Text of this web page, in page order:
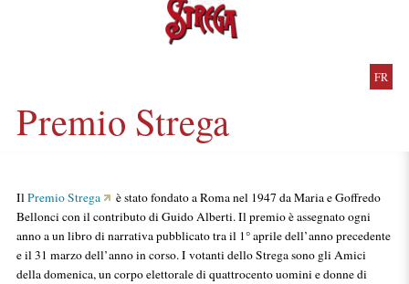
FR
Premio Strega
IlPremio Strega
è stato fondato a Roma nel 1947 da Maria e Goffredo
Bellonci con il contributo di Guido Alberti. Il premio è assegnato ogni
anno a un libro di narrativa pubblicato tra il 1° aprile dell’anno precedente
e il 31 marzo dell’anno in corso. I votanti dello Strega sono gli Amici
della domenica, un corpo elettorale di quattrocento uomini e donne di